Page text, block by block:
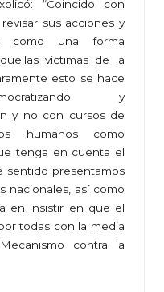
“Coincido con
sus acciones y
como una forma
víctimas de la
esto se hace
y
y no con cursos de
humanos como
tenga en cuenta el
sentido presentamos
nacionales, así como
en insistir en que el
todas con la media
contra la